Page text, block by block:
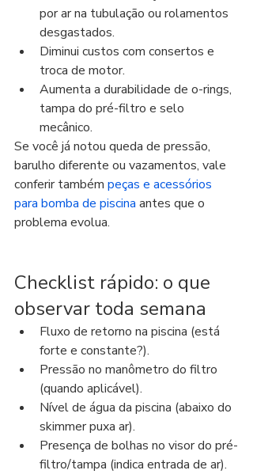
por ar na tubulação ou rolamentos
desgastados.
Diminui custos com consertos e
troca de motor.
Aumenta a durabilidade de o-rings,
tampa do pré-filtro e selo
mecânico.
Se você já notou queda de pressão,
barulho diferente ou vazamentos, vale
conferir também peças e acessórios
para bomba de piscina antes que o
problema evolua.
Checklist rápido: o que
observar toda semana
Fluxo de retorno na piscina (está
forte e constante?).
Pressão no manômetro do filtro
(quando aplicável).
Nível de água da piscina (abaixo do
skimmer puxa ar).
Presença de bolhas no visor do pré-
filtro/tampa (indica entrada de ar).